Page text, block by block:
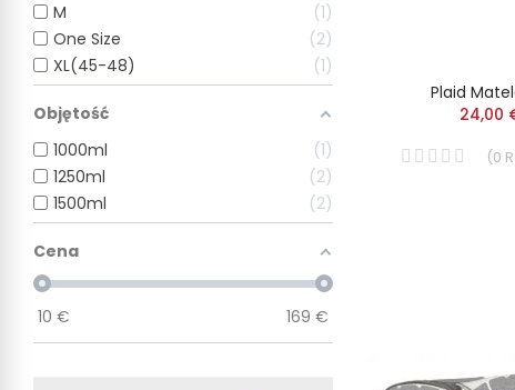
Plaid
24,00
(0
M
1
One Size
2
XL(45-48)
1
Objętość
1000ml
1
1250ml
2
1500ml
2
Cena
10 € 169 €